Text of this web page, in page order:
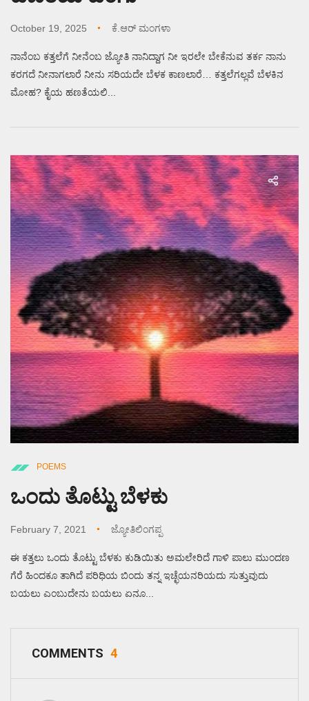
October 19, 2025 ಕೆ.ಆರ್ ಮಂಗಳಾ
ನಾನೆಂಬ ಕತ್ತಲೆಗೆ ನೀನೆಂಬ ಜ್ಯೋತಿ ನಾನಿದ್ದಾಗ ನೀ ಇರಲೇ ಬೇಕೆನುವ ತರ್ಕ ನಾನು
ಕರಗದೆ ನೀನಾಗಲಾರೆ ನೀನು ಸರಿಯದೇ ಬೆಳಕ ಕಾಣಲಾರೆ… ಕತ್ತಲೆಗಲ್ಲವೆ ಬೆಳಕಿನ
ಮೋಹ? ಕೈಯ ಹಣತೆಯಲಿ...
POEMS
ಒಂದು ತೊಟ್ಟು ಬೆಳಕು
February 7, 2021 ಜ್ಯೋತಿಲಿಂಗಪ್ಪ
ಈ ಕತ್ತಲು ಒಂದು ತೊಟ್ಟು ಬೆಳಕು ಕುಡಿಯಿತು ಅಮಲೇರಿದೆ ಗಾಳಿ ಪಾಲು ಮುಂದಣ
ಗೆರೆ ಹಿಂದಕೂ ತಾಗಿದೆ ಪರಿಧಿಯ ಬಿಂದು ತನ್ನ ಇಚ್ಛೆಯನರಿಯದು ಸುತ್ತುವುದು
ಬಯಲು ಎಂಬುದೇನು ಬಯಲು ಏನೂ...
COMMENTS 4